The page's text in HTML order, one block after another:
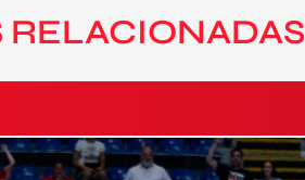
RELACIONADAS